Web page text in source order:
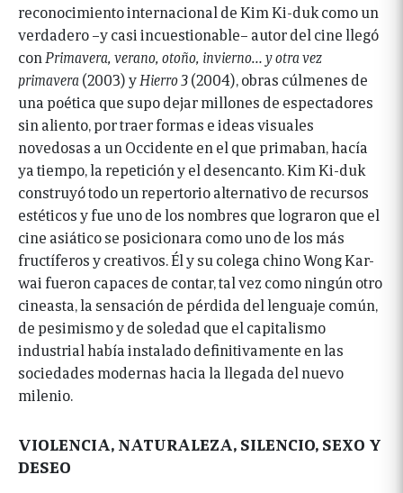
reconocimiento internacional de Kim Ki-duk como un
verdadero –y casi incuestionable– autor del cine llegó
con Primavera, verano, otoño, invierno… y otra vez
primavera (2003) yHierro 3(2004), obras cúlmenes de
una poética que supo dejar millones de espectadores
sin aliento, por traer formas e ideas visuales
novedosas a un Occidente en el que primaban, hacía
ya tiempo, la repetición y el desencanto. Kim Ki-duk
construyó todo un repertorio alternativo de recursos
estéticos y fue uno de los nombres que lograron que el
cine asiático se posicionara como uno de los más
fructíferos y creativos. Él y su colega chino Wong Kar-
wai fueron capaces de contar, tal vez como ningún otro
cineasta, la sensación de pérdida del lenguaje común,
de pesimismo y de soledad que el capitalismo
industrial había instalado definitivamente en las
sociedades modernas hacia la llegada del nuevo
milenio.
VIOLENCIA, NATURALEZA, SILENCIO, SEXO Y
DESEO